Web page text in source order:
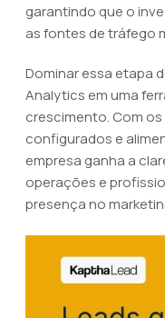
garantindo que o
as fontes de tráfego
Dominar essa etapa
Analytics em uma
crescimento. Com
configurados e
empresa ganha a
operações e
presença no